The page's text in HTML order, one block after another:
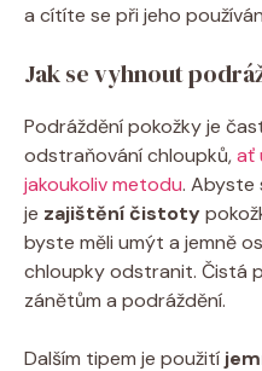
a cítíte se při jeho
Jak se vyhnout
Podráždění pokožky je
odstraňování chloupků,ať
jakoukoliv metodu. Abyste
je zajištění čistoty
byste měli umýt a jemně
chloupky odstranit. Čistá
zánětům a podráždění.
Dalším tipem je použití